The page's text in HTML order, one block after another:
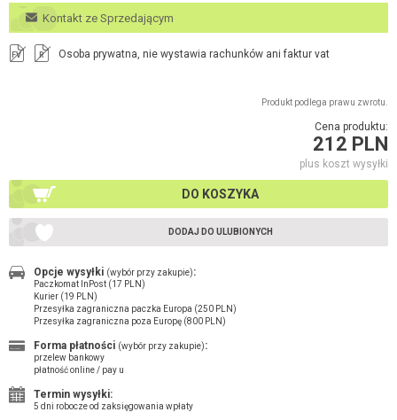
Kontakt ze Sprzedającym
FV R Osoba prywatna, nie wystawia rachunków ani faktur vat
Produkt podlega prawu zwrotu.
Cena produktu:
212 PLN
plus koszt wysyłki
DO KOSZYKA
DODAJ DO ULUBIONYCH
Opcje wysyłki (wybór przy zakupie):
Paczkomat InPost (17 PLN)
Kurier (19 PLN)
Przesyłka zagraniczna paczka Europa (250 PLN)
Przesyłka zagraniczna poza Europę (800 PLN)
Forma płatności (wybór przy zakupie):
przelew bankowy
płatność online / pay u
Termin wysyłki:
5 dni robocze od zaksięgowania wpłaty